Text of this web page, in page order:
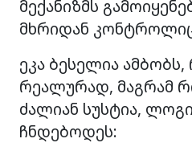
მექანიზმს
მხრიდან
ეკა ბესელია
რეალურად, მაგრამ
ძალიან სუსტია,
ჩნდებოდეს: